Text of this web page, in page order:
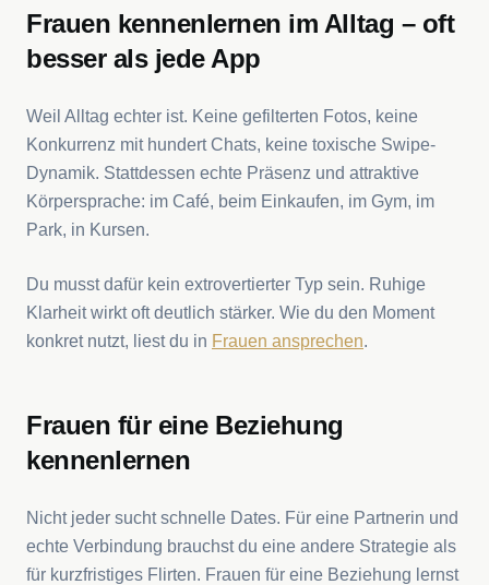
Frauen kennenlernen im Alltag – oft
besser als jede App
Weil Alltag echter ist. Keine gefilterten Fotos, keine
Konkurrenz mit hundert Chats, keine toxische Swipe-
Dynamik. Stattdessen echte Präsenz und attraktive
Körpersprache: im Café, beim Einkaufen, im Gym, im
Park, in Kursen.
Du musst dafür kein extrovertierter Typ sein. Ruhige
Klarheit wirkt oft deutlich stärker. Wie du den Moment
konkret nutzt, liest du in Frauen ansprechen.
Frauen für eine Beziehung
kennenlernen
Nicht jeder sucht schnelle Dates. Für eine Partnerin und
echte Verbindung brauchst du eine andere Strategie als
für kurzfristiges Flirten. Frauen für eine Beziehung lernst